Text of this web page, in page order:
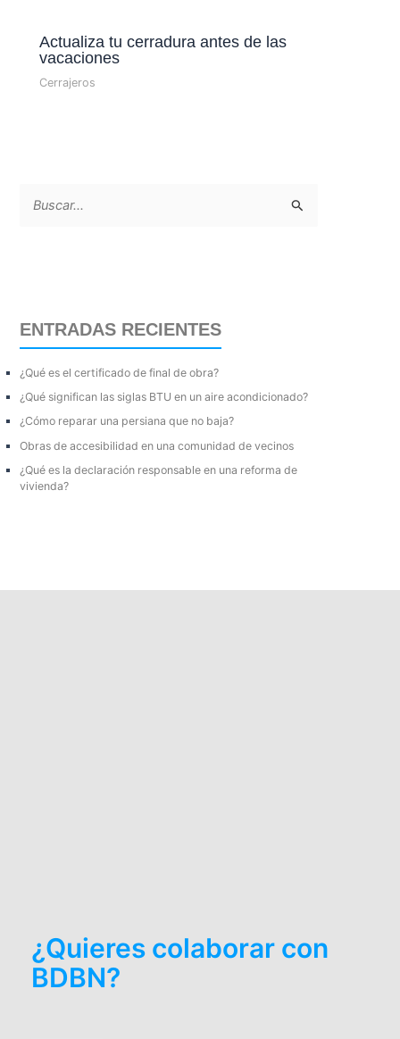
Actualiza tu cerradura antes de las
vacaciones
Cerrajeros
r
o
r
:
ENTRADAS RECIENTES
¿Qué es el certificado de final de obra?
¿Qué significan las siglas BTU en un aire acondicionado?
¿Cómo reparar una persiana que no baja?
Obras de accesibilidad en una comunidad de vecinos
¿Qué es la declaración responsable en una reforma de
vivienda?
¿Quieres colaborar con
BDBN?